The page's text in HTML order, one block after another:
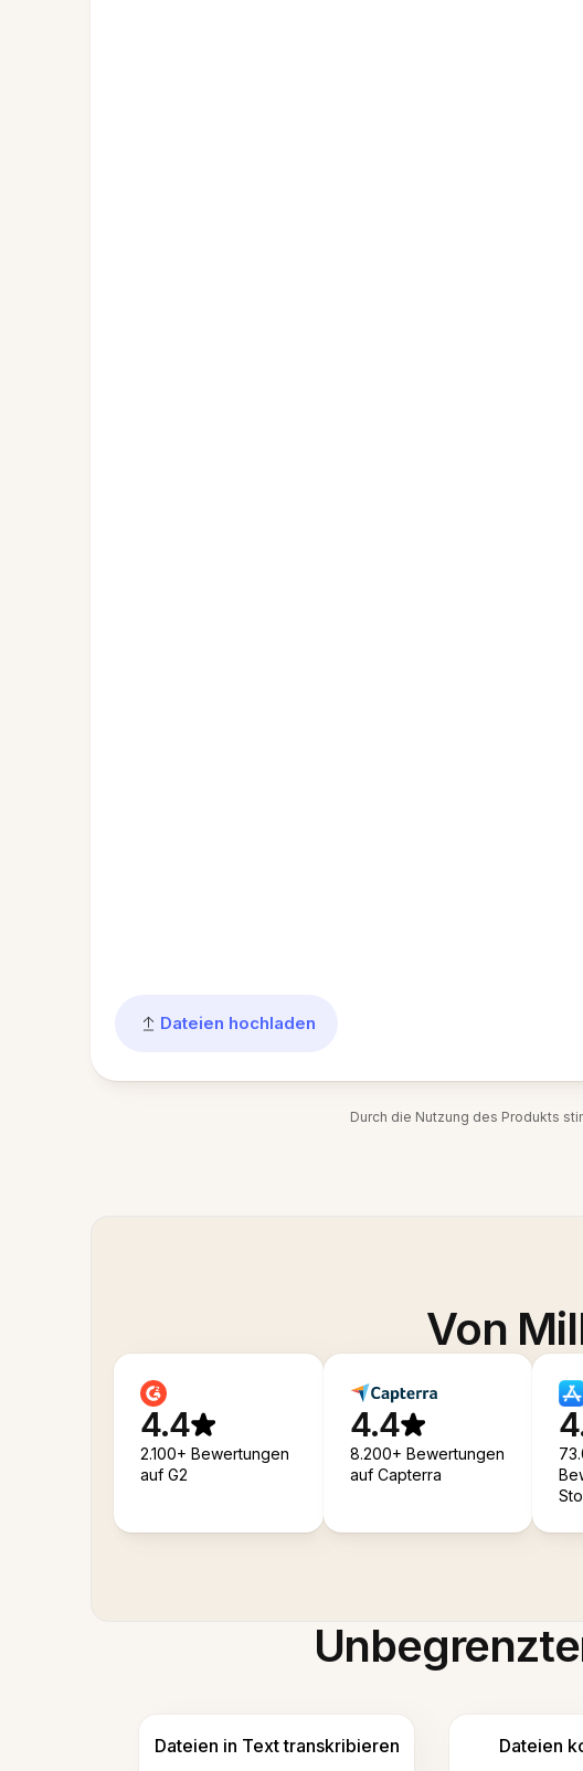
Dateien hochladen
Durch die Nutzung des Produkts
Von
4.4
2.100+ Bewertungen
auf G2
4.4
8.200+ Bewertungen
auf Capterra
Dateien in Text transkribieren Dateien